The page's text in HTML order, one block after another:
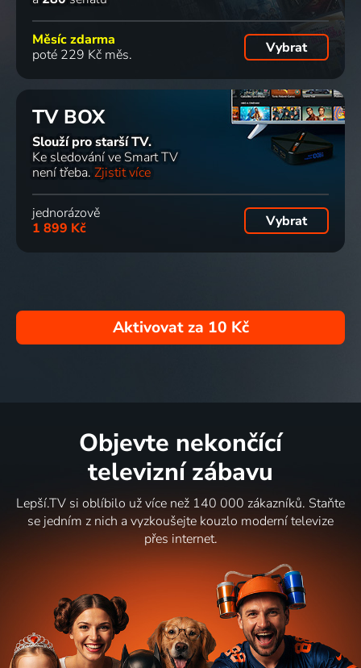
Měsíc zdarma
poté 229 Kč měs.
Vybrat
TV BOX
Slouží pro starší TV.
Ke sledování ve Smart TV
není třeba. Zjistit více
jednorázově
1 899 Kč
Vybrat
Aktivovat za 10 Kč
Objevte nekončící
televizní zábavu
Lepší.TV si oblíbilo už více než 140 000 zákazníků. Staňte
se jedním z nich a vyzkoušejte kouzlo moderní televize
přes internet.